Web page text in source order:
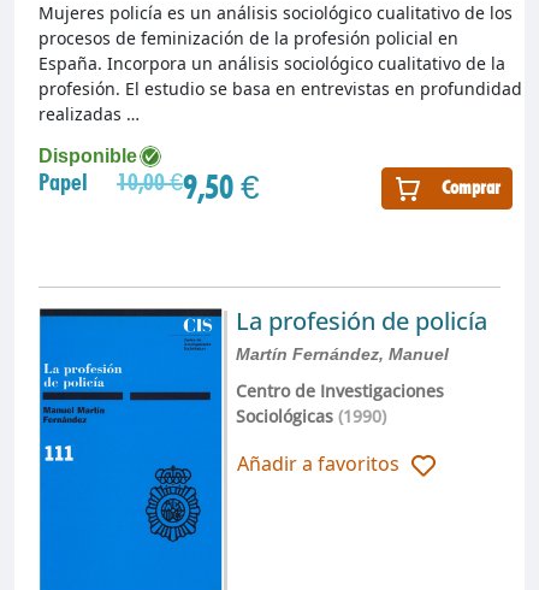
Disponible
Papel 10,00 €9,50 € Comprar
Mujeres policía es un análisis sociológico cualitativo de los
procesos de feminización de la profesión policial en
España. Incorpora un análisis sociológico cualitativo de la
profesión. El estudio se basa en entrevistas en profundidad
realizadas …
La profesión de policía
Martín Fernández, Manuel
Centro de Investigaciones
Sociológicas(1990)
Añadir a favoritos